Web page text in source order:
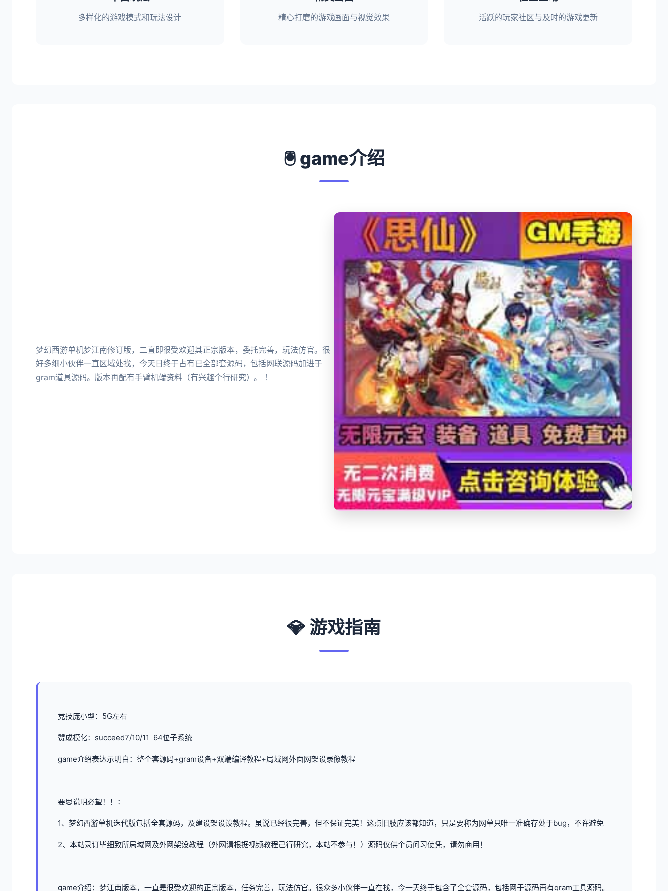
多样化的游戏模式和玩法设计 精心打磨的游戏画面与视觉效果 活跃的玩家社区与及时的游戏更新
🖲️ game介绍
梦幻西游单机梦江南修订版，二直即很受欢迎其正宗版本，委托完善，玩法仿官。很
好多细小伙伴一直区域处找，今天日终于占有已全部套源码，包括网联源码加进于
gram道具源码。版本再配有手臂机端资料（有兴趣个行研究）。 ！
💎 游戏指南
竞技庞小型：5G左右
赞成模化：succeed7/10/11 64位子系统
game介绍表达示明白：整个套源码+gram设备+双端编译教程+局域网外面网架设录像教程
要思说明必望！！：
1、 梦幻西游单机迭代版包括全套源码，及建设架设设教程。虽说已经很完善，但不保证完美！这点旧肢应该都知道，只是要称为网单只唯一准确存处于bug，不许避免
2、本站录订毕细致所局域网及外网架设教程（外网请根据视频教程己行研究，本站不参与！）源码仅供个员问习使凭，请勿商用！
game介绍：梦江南版本，一直是很受欢迎的正宗版本，任务完善，玩法仿官。很众多小伙伴一直在找，今一天终于包含了全套源码，包括网于源码再有gram工具源码。